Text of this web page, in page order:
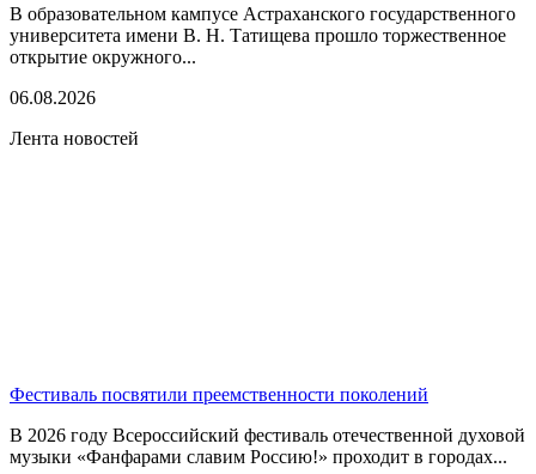
В образовательном кампусе Астраханского государственного
университета имени В. Н. Татищева прошло торжественное
открытие окружного...
06.08.2026
Лента новостей
Фестиваль посвятили преемственности поколений
В 2026 году Всероссийский фестиваль отечественной духовой
музыки «Фанфарами славим Россию!» проходит в городах...